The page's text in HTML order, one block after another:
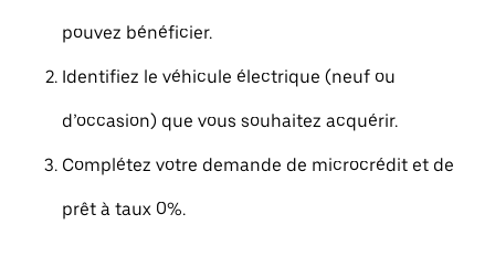
pouvez bénéficier.
Identifiez le véhicule électrique (neuf ou
d’occasion) que vous souhaitez acquérir.
Complétez votre demande de microcrédit et de
prêt à taux 0%.